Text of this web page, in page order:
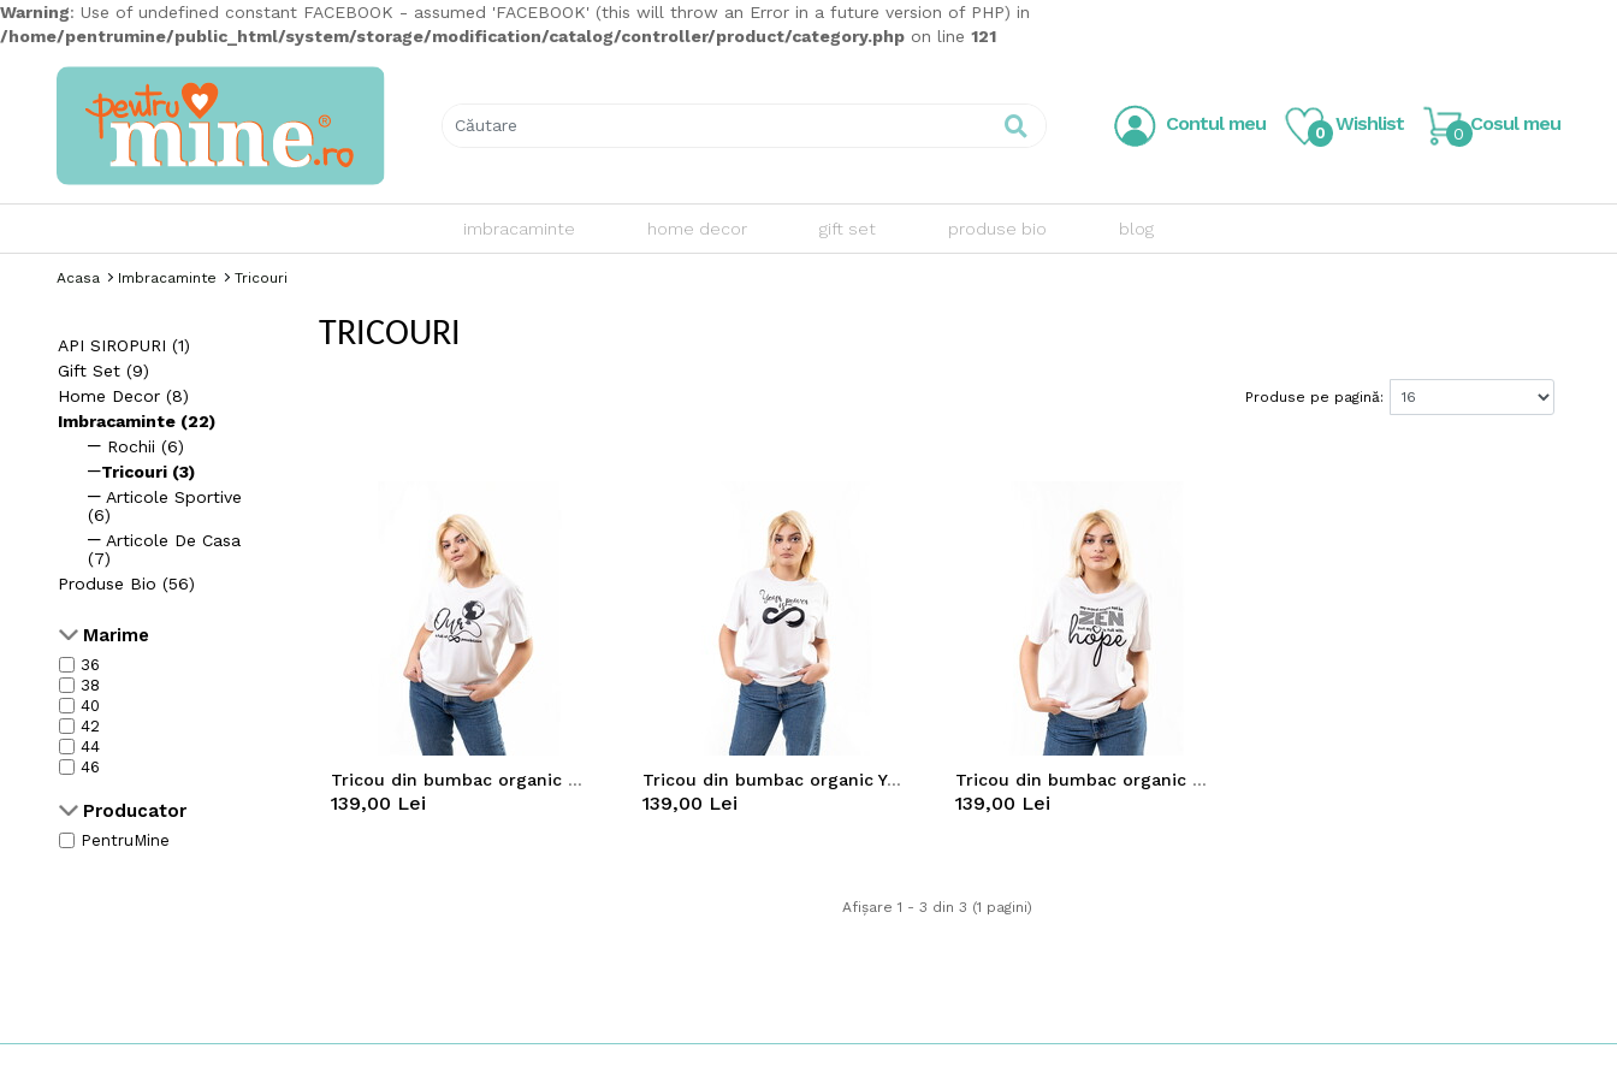
Warning: Use of undefined constant FACEBOOK - assumed 'FACEBOOK' (this will throw an Error in a future version of PHP) in
/home/pentrumine/public_html/system/storage/modification/catalog/controller/product/category.php on line 121
Contul meu 0 Wishlist 0 Cosul meu
imbracaminte home decor gift set produse bio blog
Acasa Imbracaminte Tricouri
API SIROPURI (1)
Gift Set (9)
Home Decor (8)
Imbracaminte (22)
Rochii (6)
Tricouri (3)
Articole Sportive
(6)
Articole De Casa
(7)
Produse Bio (56)
Marime
36
38
40
42
44
46
Producator
PentruMine
TRICOURI
Produse pe pagină:
Tricou din bumbac organic Our World
139,00 Lei
Tricou din bumbac organic Your Power
139,00 Lei
Tricou din bumbac organic ZEN-HOPE
139,00 Lei
Afişare 1 - 3 din 3 (1 pagini)